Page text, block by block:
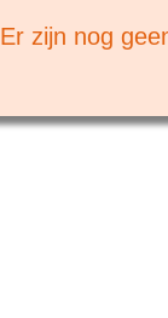
Er zijn nog